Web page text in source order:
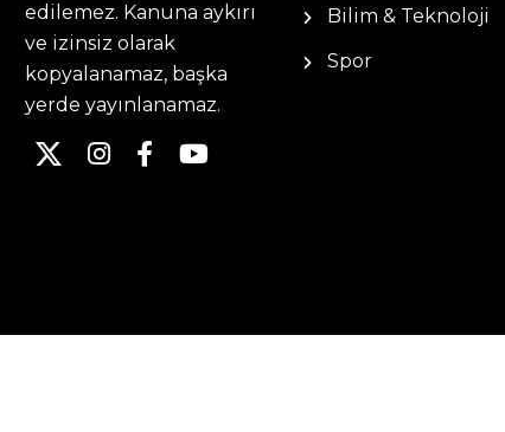
edilemez. Kanuna aykırı
ve izinsiz olarak
kopyalanamaz, başka
yerde yayınlanamaz.
Bilim & Teknoloji
Spor